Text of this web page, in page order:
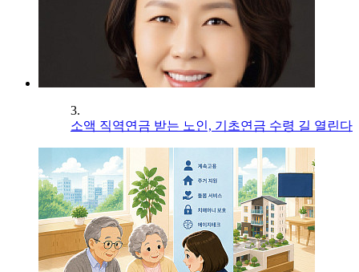
3.
소액 직역연금 받는 노인, 기초연금 수령 길 열린다